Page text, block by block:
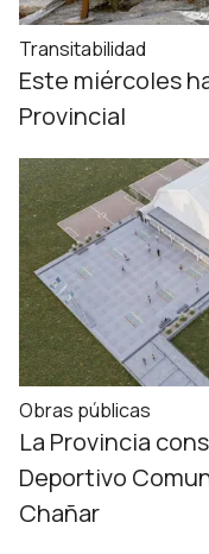
Transitabilidad
Este miércoles
Provincial
Obras públicas
La Provincia
Deportivo
Chañar